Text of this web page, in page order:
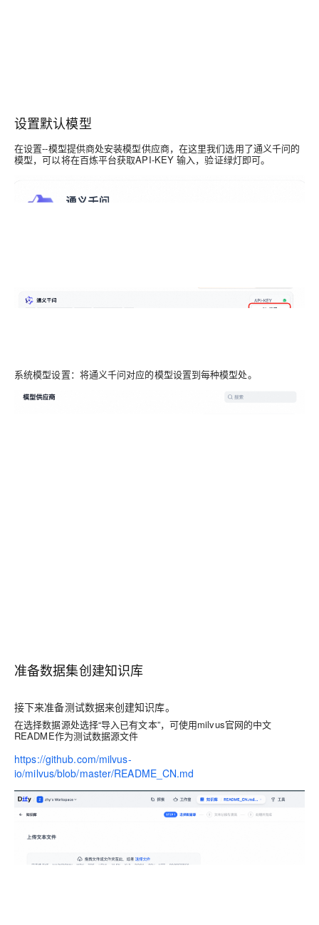
设置默认模型
在设置--模型提供商处安装模型供应商，在这里我们选用了通义千问的
模型，可以将在百炼平台获取API-KEY 输入，验证绿灯即可。
系统模型设置：将通义千问对应的模型设置到每种模型处。
准备数据集创建知识库
接下来准备测试数据来创建知识库。
在选择数据源处选择“导入已有文本”，可使用milvus官网的中文
README作为测试数据源文件
https://github.com/milvus-
io/milvus/blob/master/README_CN.md